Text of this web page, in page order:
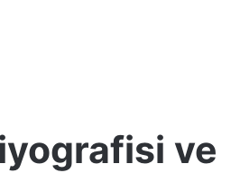
ve